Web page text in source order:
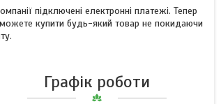
підключені електронні платежі. Тепер
купити будь-який товар не покидаючи
Графік роботи